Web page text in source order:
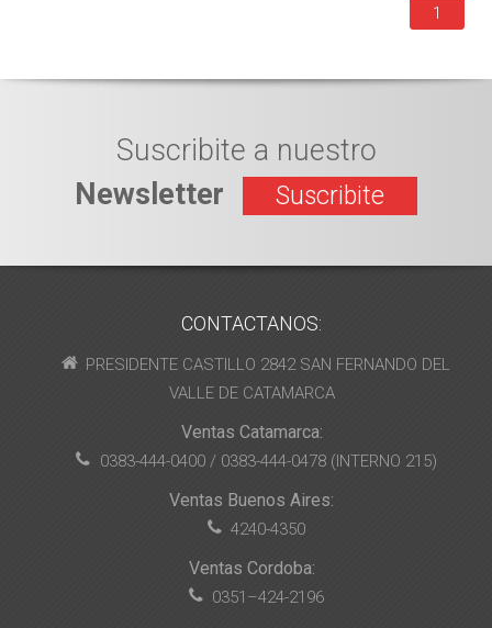
1
Suscribite a nuestro
Newsletter
Suscribite
CONTACTANOS:
PRESIDENTE CASTILLO 2842 SAN FERNANDO DEL
VALLE DE CATAMARCA
Ventas Catamarca:
0383-444-0400 / 0383-444-0478 (INTERNO 215)
Ventas Buenos Aires:
4240-4350
Ventas Cordoba:
0351–424-2196